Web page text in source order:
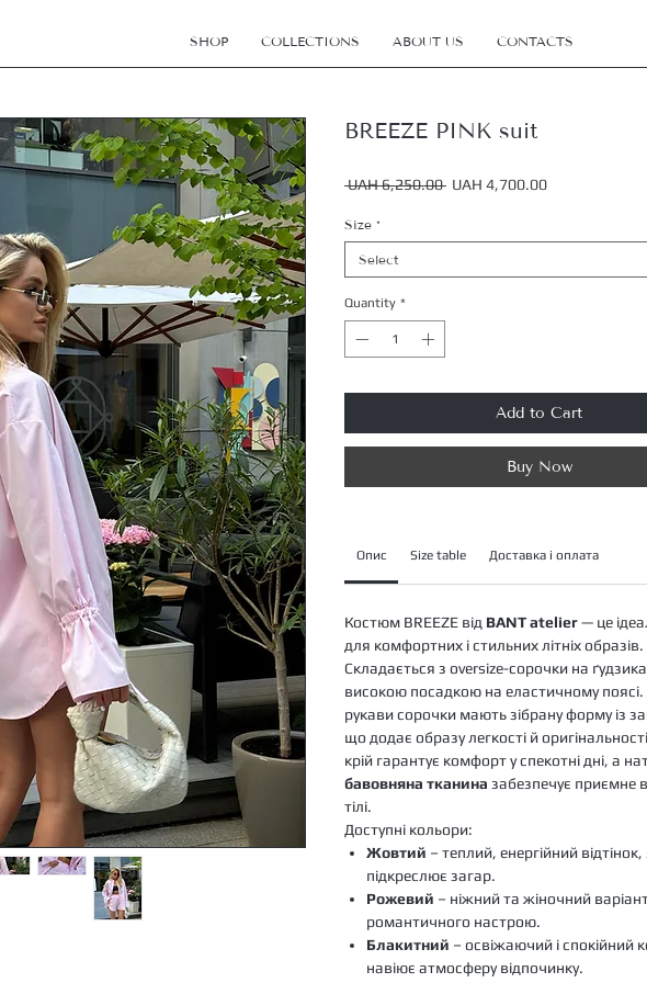
SHOP COLLECTIONS ABOUT US CONTACTS
BREEZE PINK suit
UAH 6,250.00 Regular
UAH 4,700.00Sale
Size *
Select
Quantity *
Add to Cart
Buy Now
Опис Size table Доставка і оплата
Костюм BREEZE від BANT atelier— це
для комфортних і стильних літніх образів.
Складається з oversize-сорочки на
високою посадкою на еластичному поясі.
рукави сорочки мають зібрану форму із
що додає образу легкості й
крій гарантує комфорт у спекотні дні, а
бавовняна тканина забезпечує приємне
тілі.
Доступні кольори:
Жовтий – теплий, енергійний
підкреслює загар.
Рожевий – ніжний та жіночний
романтичного настрою.
Блакитний – освіжаючий і спокійний
навіює атмосферу відпочинку.